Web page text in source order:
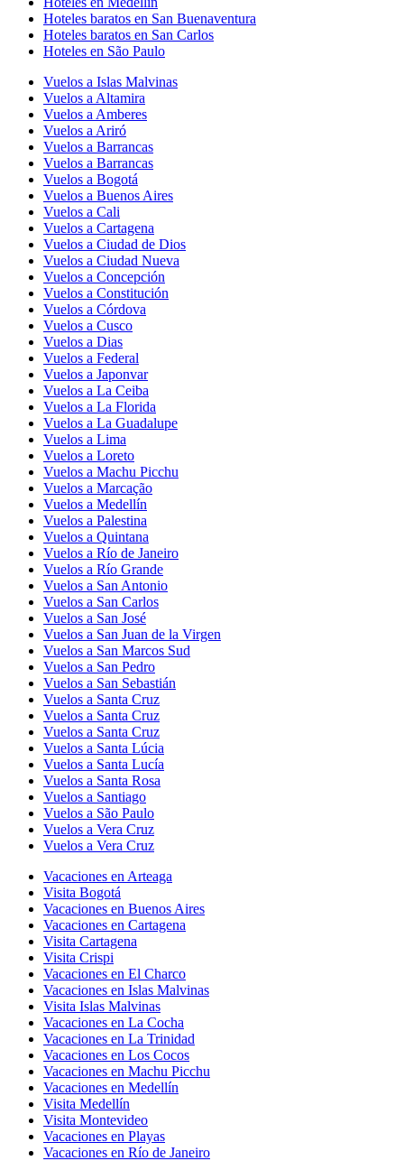
Hoteles baratos en San Buenaventura
Hoteles baratos en San Carlos
Hoteles en São Paulo
Vuelos a Islas Malvinas
Vuelos a Altamira
Vuelos a Amberes
Vuelos a Ariró
Vuelos a Barrancas
Vuelos a Barrancas
Vuelos a Bogotá
Vuelos a Buenos Aires
Vuelos a Cali
Vuelos a Cartagena
Vuelos a Ciudad de Dios
Vuelos a Ciudad Nueva
Vuelos a Concepción
Vuelos a Constitución
Vuelos a Córdova
Vuelos a Cusco
Vuelos a Dias
Vuelos a Federal
Vuelos a Japonvar
Vuelos a La Ceiba
Vuelos a La Florida
Vuelos a La Guadalupe
Vuelos a Lima
Vuelos a Loreto
Vuelos a Machu Picchu
Vuelos a Marcação
Vuelos a Medellín
Vuelos a Palestina
Vuelos a Quintana
Vuelos a Río de Janeiro
Vuelos a Río Grande
Vuelos a San Antonio
Vuelos a San Carlos
Vuelos a San José
Vuelos a San Juan de la Virgen
Vuelos a San Marcos Sud
Vuelos a San Pedro
Vuelos a San Sebastián
Vuelos a Santa Cruz
Vuelos a Santa Cruz
Vuelos a Santa Cruz
Vuelos a Santa Lúcia
Vuelos a Santa Lucía
Vuelos a Santa Rosa
Vuelos a Santiago
Vuelos a São Paulo
Vuelos a Vera Cruz
Vuelos a Vera Cruz
Vacaciones en Arteaga
Visita Bogotá
Vacaciones en Buenos Aires
Vacaciones en Cartagena
Visita Cartagena
Visita Crispi
Vacaciones en El Charco
Vacaciones en Islas Malvinas
Visita Islas Malvinas
Vacaciones en La Cocha
Vacaciones en La Trinidad
Vacaciones en Los Cocos
Vacaciones en Machu Picchu
Vacaciones en Medellín
Visita Medellín
Visita Montevideo
Vacaciones en Playas
Vacaciones en Río de Janeiro